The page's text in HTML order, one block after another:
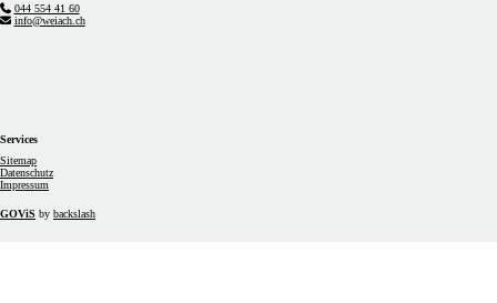
044 554 41 60
info@weiach.ch
Services
Sitemap
Datenschutz
Impressum
GOViS by backslash